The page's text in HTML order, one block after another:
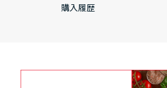
購入履歴